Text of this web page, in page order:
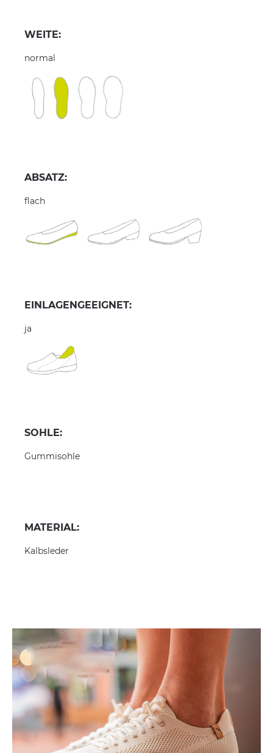
WEITE:
normal
ABSATZ:
flach
EINLAGENGEEIGNET:
ja
SOHLE:
Gummisohle
MATERIAL:
Kalbsleder